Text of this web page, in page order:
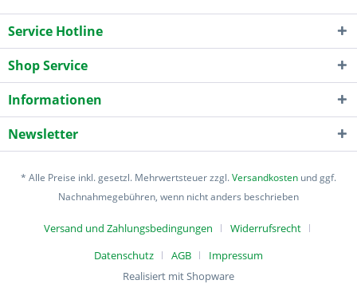
Service Hotline
Shop Service
Informationen
Newsletter
* Alle Preise inkl. gesetzl. Mehrwertsteuer zzgl.Versandkosten und ggf.
Nachnahmegebühren, wenn nicht anders beschrieben
Versand und Zahlungsbedingungen
Widerrufsrecht
Datenschutz
AGB
Impressum
Realisiert mit Shopware